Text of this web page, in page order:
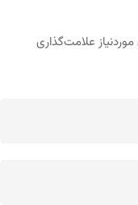
علامت‌گذاری